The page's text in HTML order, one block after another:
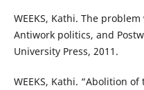
WEEKS, Kathi. The
Antiwork politics, and
University Press, 2011.
WEEKS, Kathi. “Abolition